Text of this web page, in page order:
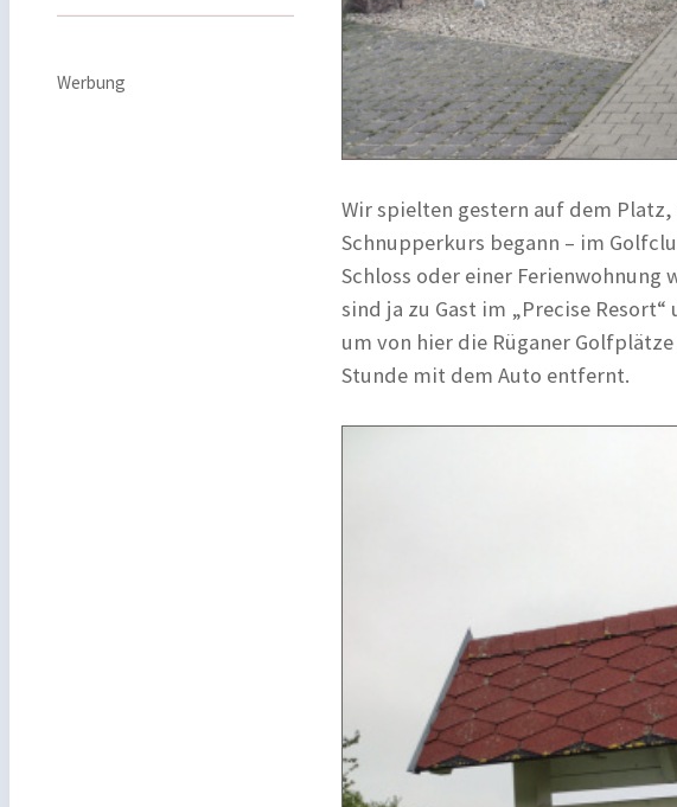
Werbung
Wir spielten gestern auf dem
Schnupperkurs begann – im
Schloss oder einer Ferienwohnung
sind ja zu Gast im „Precise
um von hier die Rüganer
Stunde mit dem Auto entfernt.